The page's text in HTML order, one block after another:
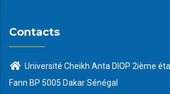
Contacts
Université Cheikh Anta DIOP 2ième
Fann BP 5005 Dakar Sénégal